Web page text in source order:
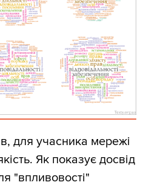
для учасника мережі
Як показує досвід
"впливовості"